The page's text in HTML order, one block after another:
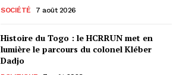
SOCIÉTÉ 7 août 2026
Histoire du Togo : le HCRRUN met en
lumière le parcours du colonel Kléber
Dadjo